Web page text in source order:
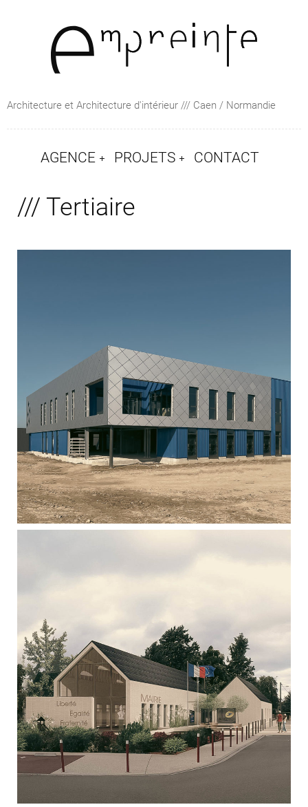
Architecture et Architecture d'intérieur /// Caen / Normandie
AGENCE PROJETS CONTACT
/// Tertiaire